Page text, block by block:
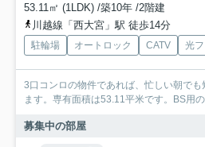
53.11㎡ (1LDK) /築10年 /2階建
川越線「西大宮」駅 徒歩14分
駐輪場 オートロック CATV 光
3口コンロの物件であれば、忙しい朝で
ます。専有面積は53.11平米です。BS用
募集中の部屋